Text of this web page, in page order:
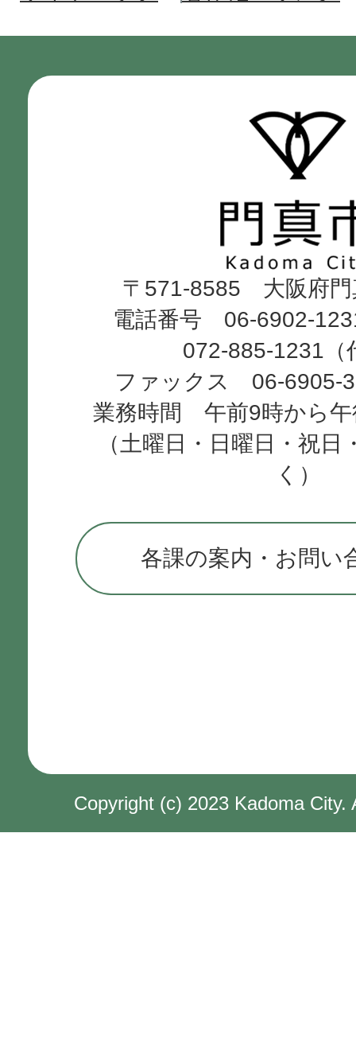
市
Kadoma
City
〒571-8585 大阪府門
電話番号 06-6902-
072-885-1231（
ファックス 06-6905-
業務時間 午前9時から午
（土曜日・日曜日・祝日
く）
各課の案内・お問い
Copyright (c) 2023 Kadoma City.